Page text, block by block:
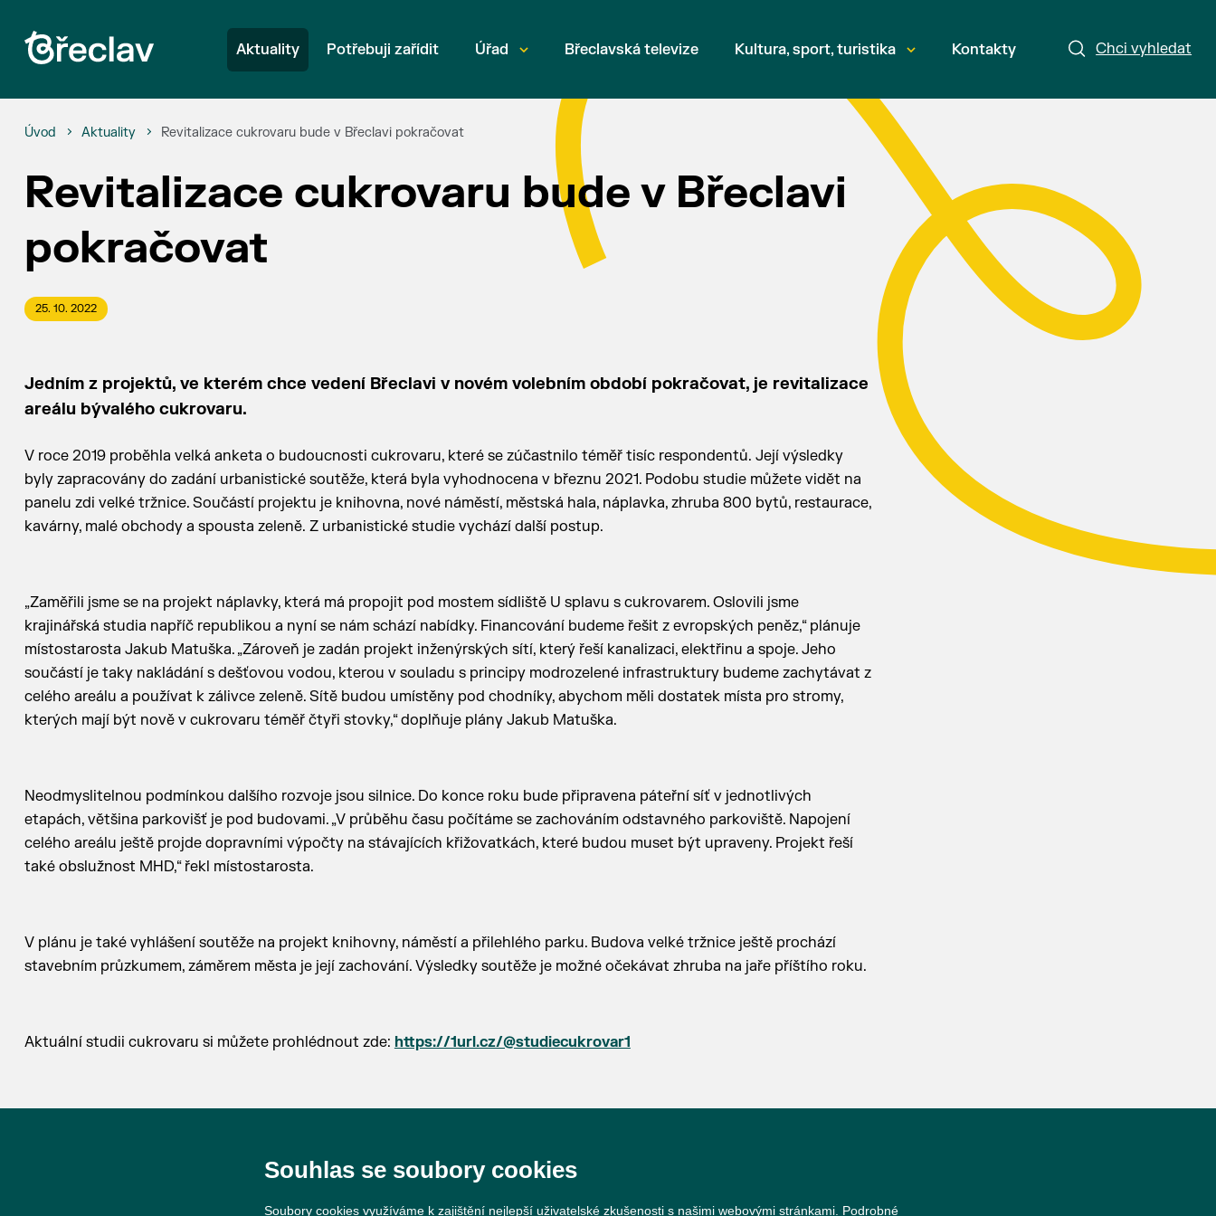
Chci vyhledat
Aktuality Potřebuji zařídit Úřad Břeclavská televize Kultura, sport, turistika Kontakty
Úvod Aktuality Revitalizace cukrovaru bude v Břeclavi pokračovat
Revitalizace cukrovaru bude v Břeclavi
pokračovat
25. 10. 2022
Jedním z projektů, ve kterém chce vedení Břeclavi v novém volebním období pokračovat, je revitalizace
areálu bývalého cukrovaru.
V roce 2019 proběhla velká anketa o budoucnosti cukrovaru, které se zúčastnilo téměř tisíc respondentů. Její výsledky
byly zapracovány do zadání urbanistické soutěže, která byla vyhodnocena v březnu 2021. Podobu studie můžete vidět na
panelu zdi velké tržnice. Součástí projektu je knihovna, nové náměstí, městská hala, náplavka, zhruba 800 bytů, restaurace,
kavárny, malé obchody a spousta zeleně. Z urbanistické studie vychází další postup.
„Zaměřili jsme se na projekt náplavky, která má propojit pod mostem sídliště U splavu s cukrovarem. Oslovili jsme
krajinářská studia napříč republikou a nyní se nám schází nabídky. Financování budeme řešit z evropských peněz,“ plánuje
místostarosta Jakub Matuška. „Zároveň je zadán projekt inženýrských sítí, který řeší kanalizaci, elektřinu a spoje. Jeho
součástí je taky nakládání s dešťovou vodou, kterou v souladu s principy modrozelené infrastruktury budeme zachytávat z
celého areálu a používat k zálivce zeleně. Sítě budou umístěny pod chodníky, abychom měli dostatek místa pro stromy,
kterých mají být nově v cukrovaru téměř čtyři stovky,“ doplňuje plány Jakub Matuška.
Neodmyslitelnou podmínkou dalšího rozvoje jsou silnice. Do konce roku bude připravena páteřní síť v jednotlivých
etapách, většina parkovišť je pod budovami. „V průběhu času počítáme se zachováním odstavného parkoviště. Napojení
celého areálu ještě projde dopravními výpočty na stávajících křižovatkách, které budou muset být upraveny. Projekt řeší
také obslužnost MHD,“ řekl místostarosta.
V plánu je také vyhlášení soutěže na projekt knihovny, náměstí a přilehlého parku. Budova velké tržnice ještě prochází
stavebním průzkumem, záměrem města je její zachování. Výsledky soutěže je možné očekávat zhruba na jaře příštího roku.
Aktuální studii cukrovaru si můžete prohlédnout zde: https://1url.cz/@studiecukrovar1
Souhlas se soubory cookies
Soubory cookies využíváme k zajištění nejlepší uživatelské zkušenosti s našimi webovými stránkami. Podrobné